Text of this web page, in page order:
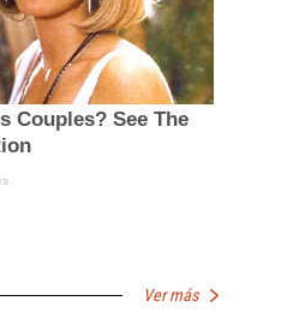
Ver más